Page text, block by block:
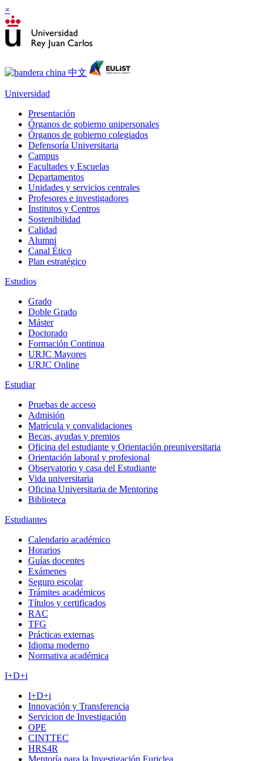
×
Universidad
Presentación
Órganos de gobierno unipersonales
Órganos de gobierno colegiados
Defensoría Universitaria
Campus
Facultades y Escuelas
Departamentos
Unidades y servicios centrales
Profesores e investigadores
Institutos y Centros
Sostenibilidad
Calidad
Alumni
Canal Ético
Plan estratégico
Estudios
Grado
Doble Grado
Máster
Doctorado
Formación Continua
URJC Mayores
URJC Online
Estudiar
Pruebas de acceso
Admisión
Matrícula y convalidaciones
Becas, ayudas y premios
Oficina del estudiante y Orientación preuniversitaria
Orientación laboral y profesional
Observatorio y casa del Estudiante
Vida universitaria
Oficina Universitaria de Mentoring
Biblioteca
Estudiantes
Calendario académico
Horarios
Guías docentes
Exámenes
Seguro escolar
Trámites académicos
Títulos y certificados
RAC
TFG
Prácticas externas
Idioma moderno
Normativa académica
I+D+i
I+D+i
Innovación y Transferencia
Servicion de Investigación
OPE
CINTTEC
HRS4R
Mentoría para la Investigación Euriclea